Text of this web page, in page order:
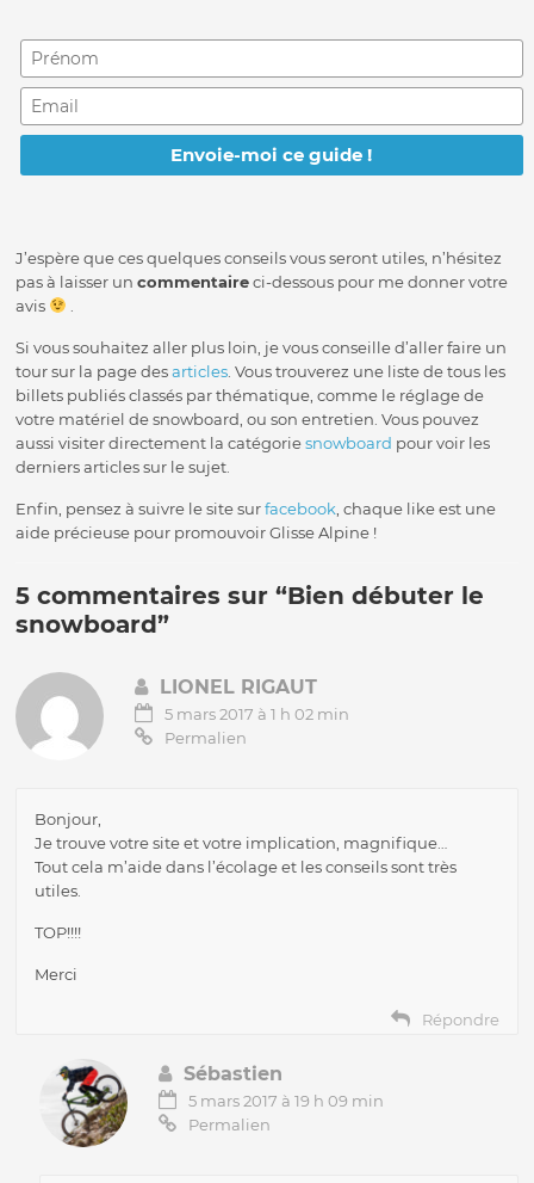
J’espère que ces quelques conseils vous seront utiles, n’hésitez
pas à laisser uncommentaireci-dessous pour me donner votre
avis
Si vous souhaitez aller plus loin, je vous conseille d’aller faire un
tour sur la page desarticles . Vous trouverez une liste de tous les
billets publiés classés par thématique, comme le réglage de
votre matériel de snowboard, ou son entretien. Vous pouvez
aussi visiter directement la catégoriesnowboard pour voir les
derniers articles sur le sujet.
Enfin, pensez à suivre le site surfacebook , chaque like est une
aide précieuse pour promouvoir Glisse Alpine !
5 commentaires sur “Bien débuter le
snowboard”
LIONEL RIGAUT
5 mars 2017 à 1 h 02 min
Permalien
Bonjour,
Je trouve votre site et votre implication, magnifique…
Tout cela m’aide dans l’écolage et les conseils sont très
utiles.
TOP!!!!
Merci
Répondre
Sébastien
5 mars 2017 à 19 h 09 min
Permalien